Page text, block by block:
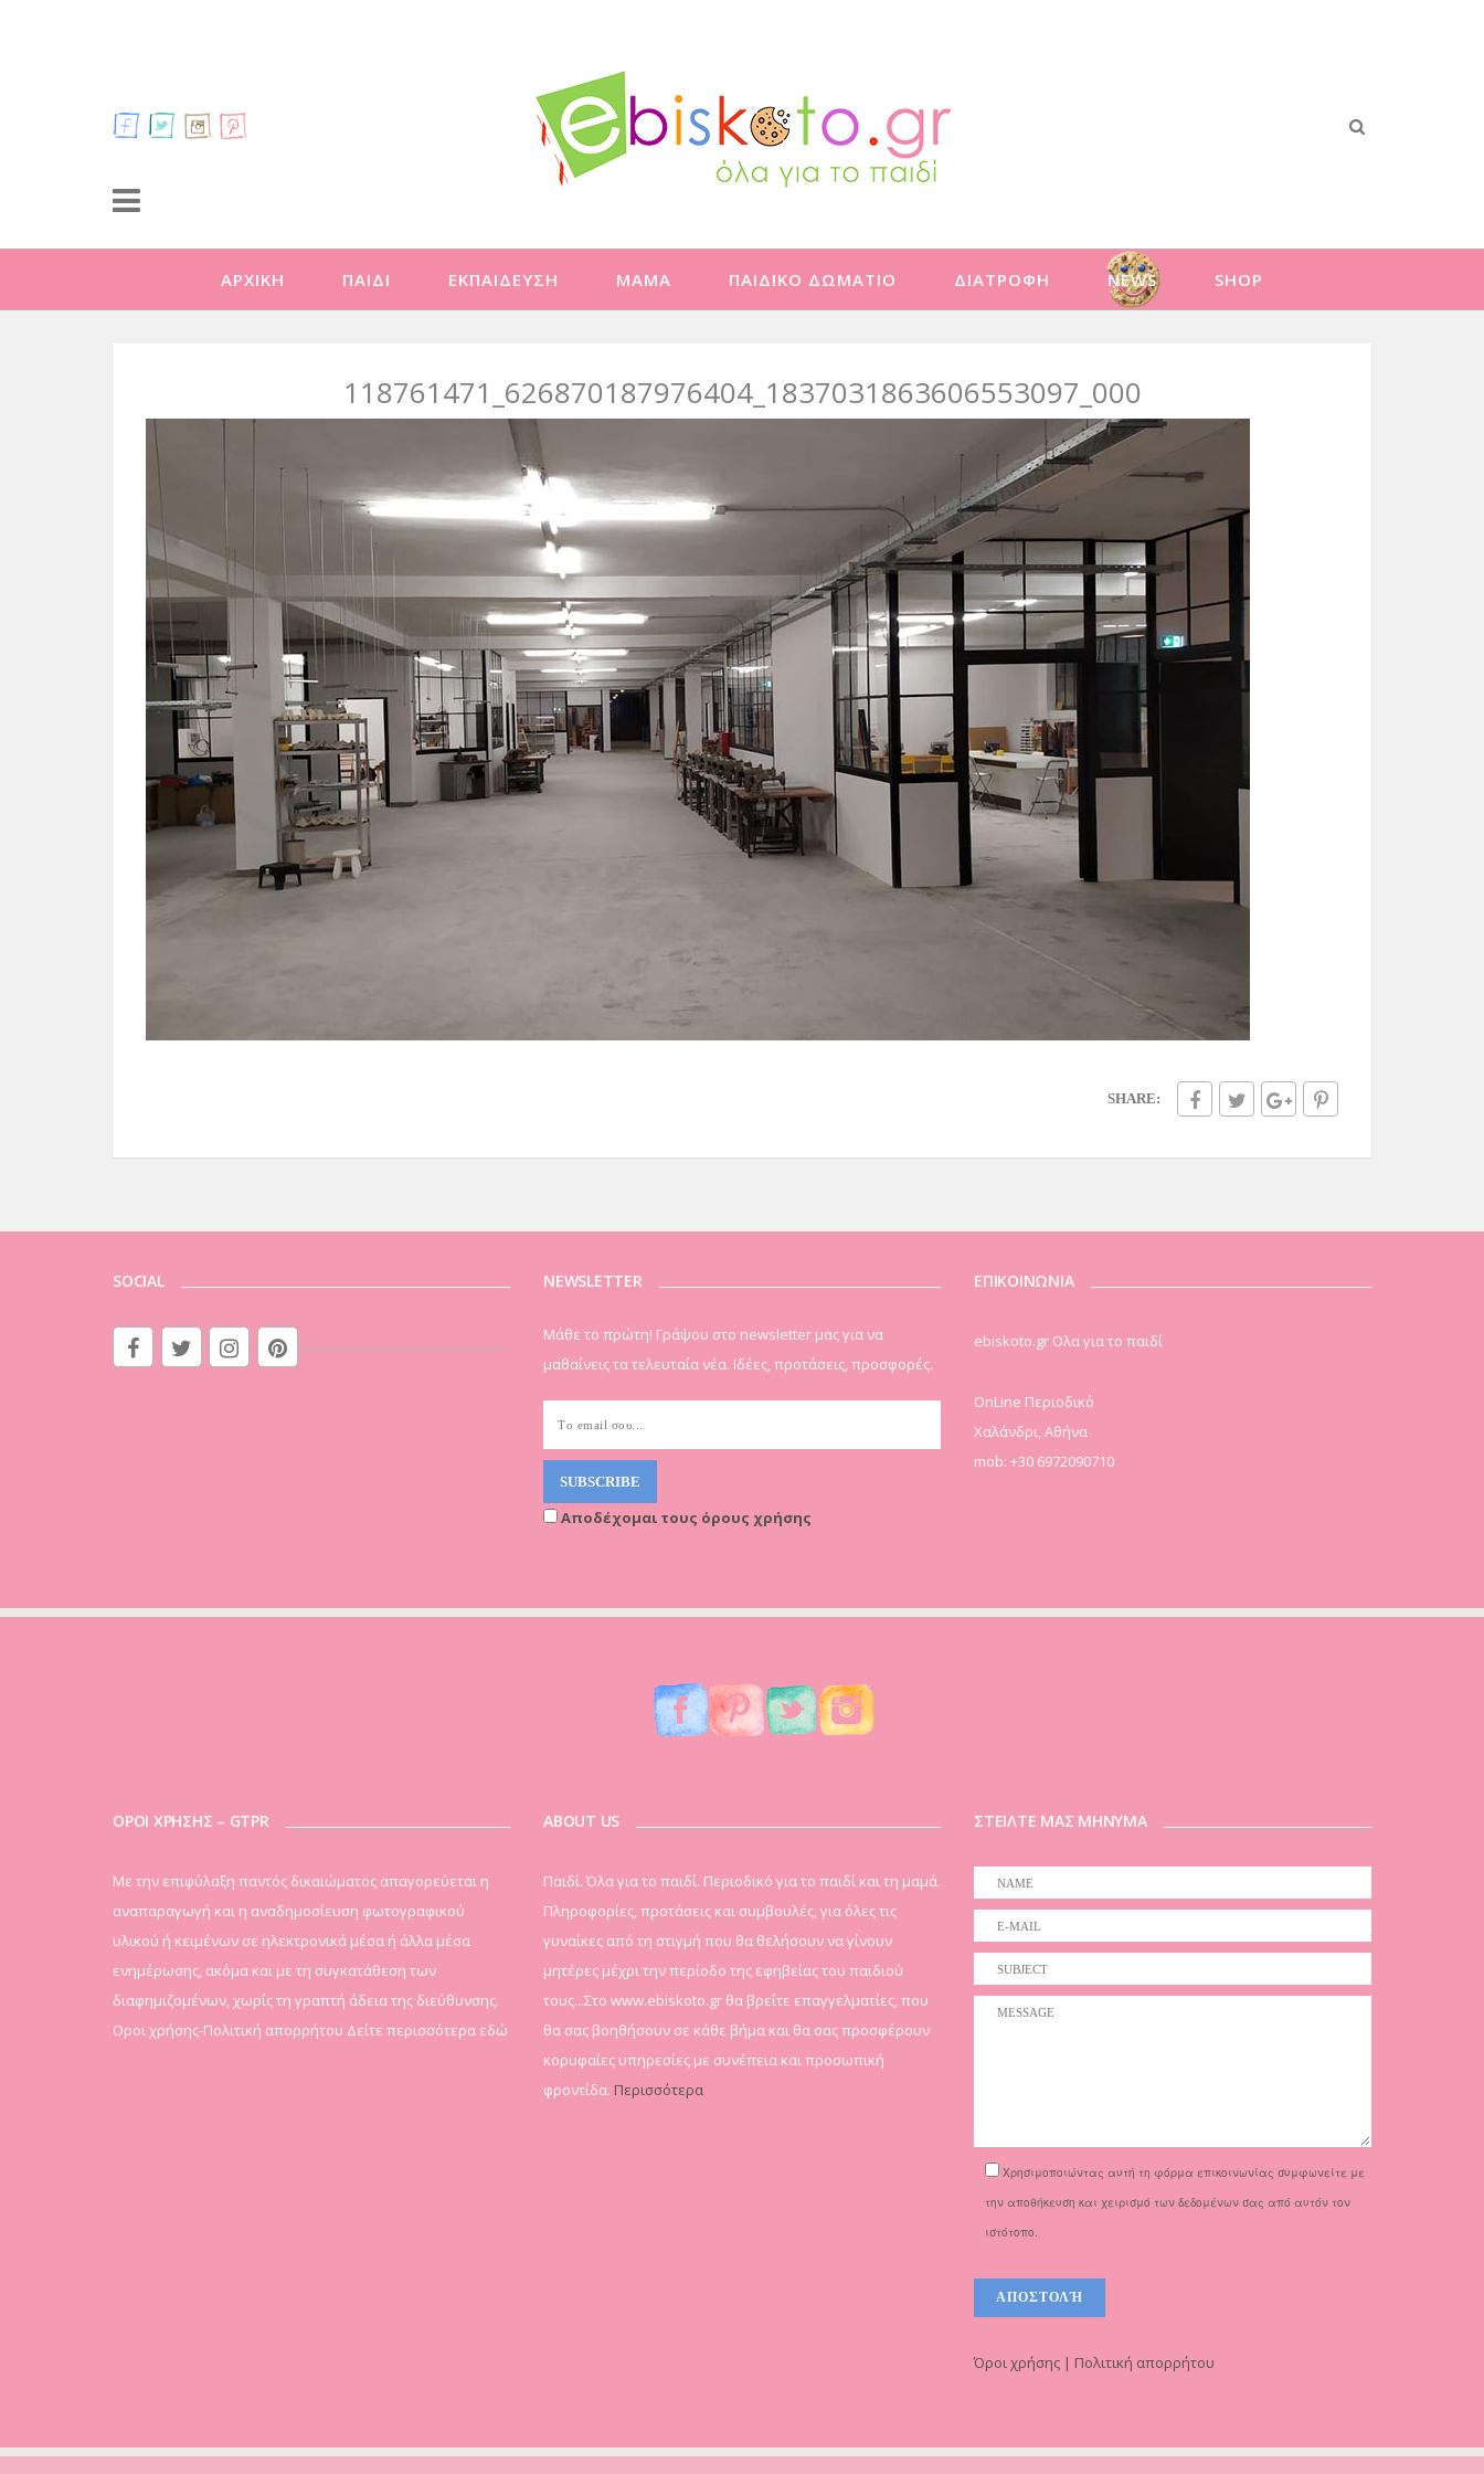
ΑΡΧΙΚΗ ΠΑΙΔΙ ΕΚΠΑΙΔΕΥΣΗ ΜΑΜΑ ΠΑΙΔΙΚΟ ΔΩΜΑΤΙΟ ΔΙΑΤΡΟΦΗ NEWS SHOP
118761471_626870187976404_1837031863606553097_000
SHARE:
SOCIAL NEWSLETTER
Μάθε το πρώτη! Γράψου στο newsletter μας για να
μαθαίνεις τα τελευταία νέα. Ιδέες, προτάσεις, προσφορές.
Αποδέχομαι τους όρους χρήσης
ΕΠΙΚΟΙΝΩΝΙΑ
ebiskoto.gr Ολα για το παιδί
OnLine Περιοδικό
Χαλάνδρι, Αθήνα
mob: +30 6972090710
ΟΡΟΙ ΧΡΗΣΗΣ – GTPR
Mε την επιφύλαξη παντός δικαιώματος απαγορεύεται η
αναπαραγωγή και η αναδημοσίευση φωτογραφικού
υλικού ή κειμένων σε ηλεκτρονικά μέσα ή άλλα μέσα
ενημέρωσης, ακόμα και με τη συγκατάθεση των
διαφημιζομένων, χωρίς τη γραπτή άδεια της διεύθυνσης.
Οροι χρήσης-Πολιτική απορρήτου Δείτε περισσότερα εδώ
ABOUT US
Παιδί. Όλα για το παιδί. Περιοδικό για το παιδί και τη μαμά.
Πληροφορίες, προτάσεις και συμβουλές, για όλες τις
γυναίκες από τη στιγμή που θα θελήσουν να γίνουν
μητέρες μέχρι την περίοδο της εφηβείας του παιδιού
τους...Στο www.ebiskoto.gr θα βρείτε επαγγελματίες, που
θα σας βοηθήσουν σε κάθε βήμα και θα σας προσφέρουν
κορυφαίες υπηρεσίες με συνέπεια και προσωπική
φροντίδα. Περισσότερα
ΣΤΕΙΛΤΕ ΜΑΣ ΜΗΝΥΜΑ
Χρησιμοποιώντας αυτή τη φόρμα επικοινωνίας συμφωνείτε με
την αποθήκευση και χειρισμό των δεδομένων σας από αυτόν τον
ιστότοπο.
Όροι χρήσης | Πολιτική απορρήτου